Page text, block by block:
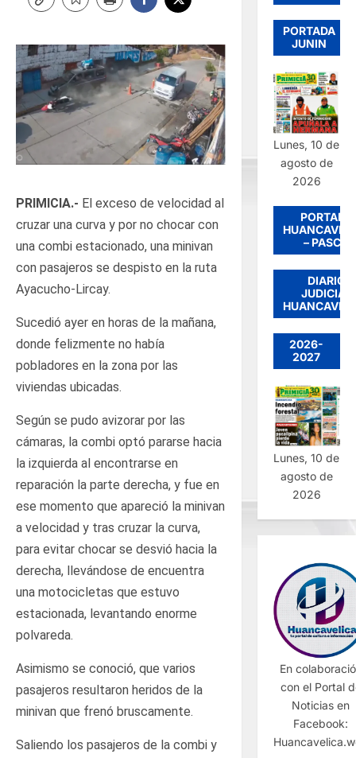
PRIMICIA.- El exceso de velocidad al
cruzar una curva y por no chocar con
una combi estacionado, una minivan
con pasajeros se despisto en la ruta
Ayacucho-Lircay.
Sucedió ayer en horas de la mañana,
donde felizmente no había
pobladores en la zona por las
viviendas ubicadas.
Según se pudo avizorar por las
cámaras, la combi optó pararse hacia
la izquierda al encontrarse en
reparación la parte derecha, y fue en
ese momento que apareció la minivan
a velocidad y tras cruzar la curva,
para evitar chocar se desvió hacia la
derecha, llevándose de encuentra
una motocicletas que estuvo
estacionada, levantando enorme
polvareda.
Asimismo se conoció, que varios
pasajeros resultaron heridos de la
minivan que frenó bruscamente.
Saliendo los pasajeros de la combi y
PORTADA
JUNIN
Lunes, 10 de
agosto de
2026
PORTADA
– PASCO
DIARIO
JUDICIAL
2026-
2027
Lunes, 10 de
agosto de
2026
En
con el Portal
Noticias en
Facebook: